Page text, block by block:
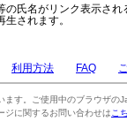
の氏名がリンク表示さ
されます。
利用方法 FAQ
ます。ご使用中のブラウザの
ジに関するお問い合わせは こ